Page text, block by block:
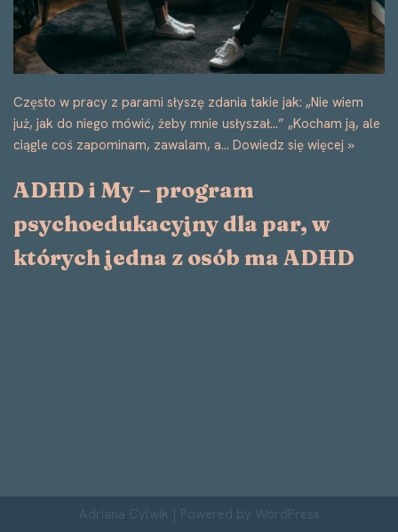
Często w pracy z parami słyszę zdania takie jak: „Nie wiem
już, jak do niego mówić, żeby mnie usłyszał…” „Kocham ją, ale
ciągle coś zapominam, zawalam, a… Dowiedz się więcej »
ADHD i My – program
psychoedukacyjny dla par, w
których jedna z osób ma ADHD
Adriana Cylwik | Powered by WordPress